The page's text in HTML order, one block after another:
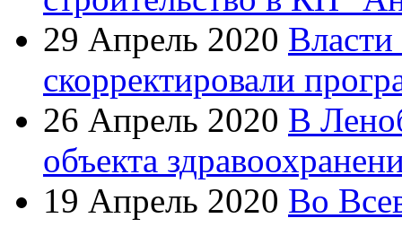
29 Апрель 2020
скорректировали
26 Апрель 2020 В
объекта
19 Апрель 2020 Во